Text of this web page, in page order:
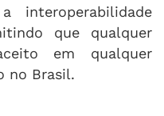
interoperabilidade
que qualquer
em qualquer
no Brasil.